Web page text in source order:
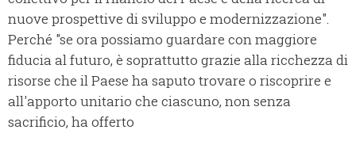
nuove prospettive di sviluppo e modernizzazione".
Perché "se ora possiamo guardare con maggiore
fiducia al futuro, è soprattutto grazie alla ricchezza di
risorse che il Paese ha saputo trovare o riscoprire e
all'apporto unitario che ciascuno, non senza
sacrificio, ha offerto